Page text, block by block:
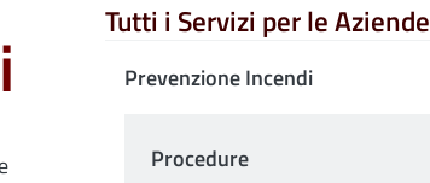
Tutti i Servizi per le Aziende
Prevenzione Incendi
Procedure